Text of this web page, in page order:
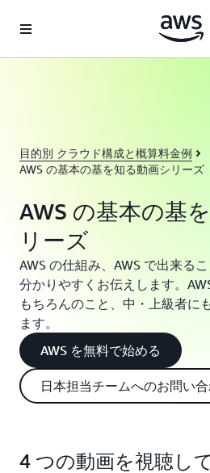
目的別 クラウド構成と概算料金例
AWS の基本の基を知る動画シリーズ
AWS の基本の基
リーズ
AWS の仕組み、AWS で出来る
分かりやすくお伝えします。
もちろんのこと、中・上級者に
ます。
AWS を無料で始める
日本担当チームへのお問い
4 つの動画を視聴し